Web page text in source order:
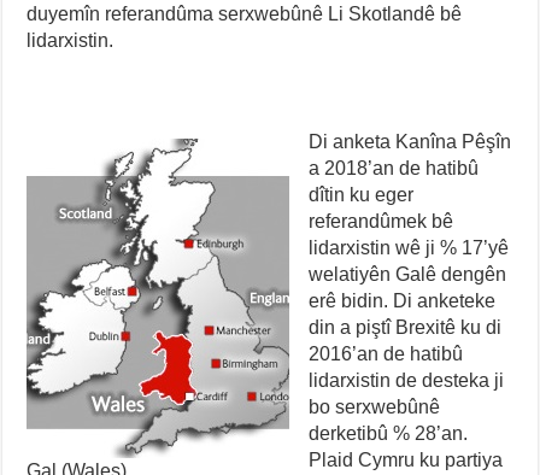
duyemîn referandûma serxwebûnê Li Skotlandê bê
lidarxistin.
Di anketa Kanîna Pêşîn
a 2018’an de hatibû
dîtin ku eger
referandûmek bê
lidarxistin wê ji % 17’yê
welatiyên Galê dengên
erê bidin. Di anketeke
din a piştî Brexitê ku di
2016’an de hatibû
lidarxistin de desteka ji
bo serxwebûnê
derketibû % 28’an.
Plaid Cymru ku partiya